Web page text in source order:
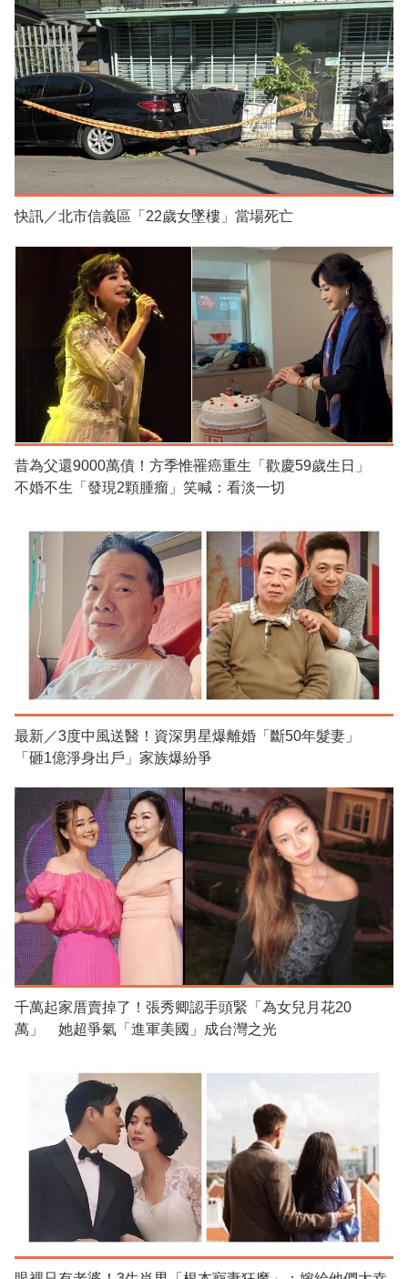
快訊／北市信義區「22歲女墜樓」當場死亡
昔為父還9000萬債！方季惟罹癌重生「歡慶59歲生日」
不婚不生「發現2顆腫瘤」笑喊：看淡一切
最新／3度中風送醫！資深男星爆離婚「斷50年髮妻」
「砸1億淨身出戶」家族爆紛爭
千萬起家厝賣掉了！張秀卿認手頭緊「為女兒月花20
萬」 她超爭氣「進軍美國」成台灣之光